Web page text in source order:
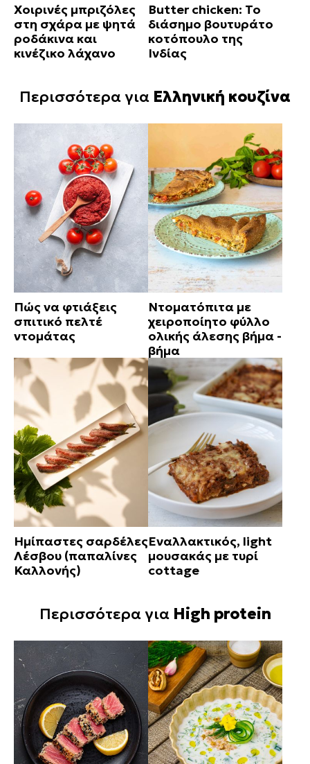
Χοιρινές μπριζόλες
στη σχάρα με ψητά
ροδάκινα και
κινέζικο λάχανο
Butter chicken: Το
διάσημο βουτυράτο
κοτόπουλο της
Ινδίας
Περισσότερα για Ελληνική κουζίνα
Πώς να φτιάξεις
σπιτικό πελτέ
ντομάτας
Ντοματόπιτα με
χειροποίητο φύλλο
ολικής άλεσης βήμα -
βήμα
Ημίπαστες σαρδέλες
Λέσβου (παπαλίνες
Καλλονής)
Εναλλακτικός, light
μουσακάς με τυρί
cottage
Περισσότερα για High protein